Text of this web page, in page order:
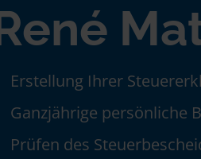
Erstellung Ihrer
Ganzjährige persönliche
Prüfen des